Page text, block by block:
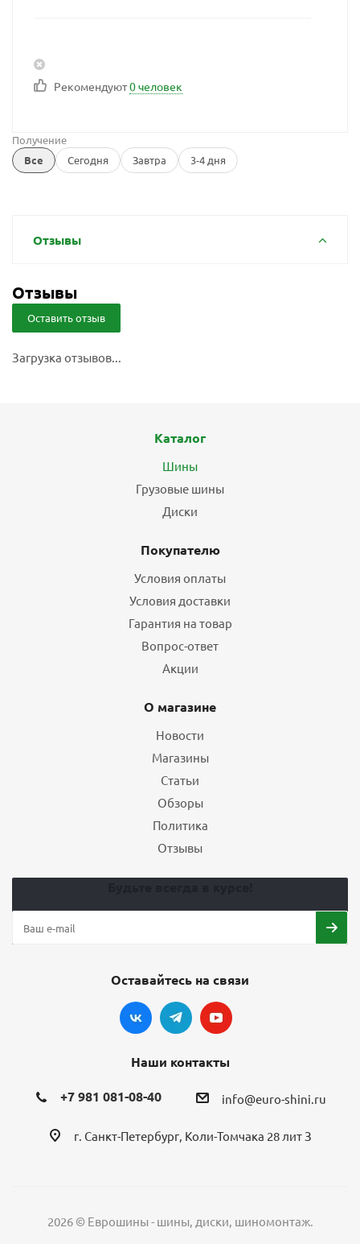
Рекомендуют0 человек
Получение
Все
Сегодня Завтра 3-4 дня
Отзывы
Отзывы
Оставить отзыв
Загрузка отзывов...
Каталог
Шины
Грузовые шины
Диски
Покупателю
Условия оплаты
Условия доставки
Гарантия на товар
Вопрос-ответ
Акции
О магазине
Новости
Магазины
Статьи
Обзоры
Политика
Отзывы
Оставайтесь на связи
Наши контакты
+7 981 081-08-40 info@euro-shini.ru
г. Санкт-Петербург, Коли-Томчака 28 лит З
2026 © Еврошины - шины, диски, шиномонтаж.